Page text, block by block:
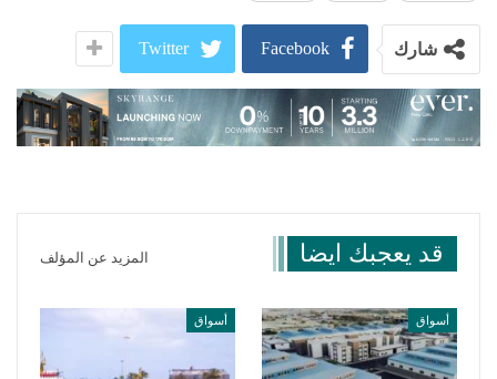
شارك Facebook
Twitter
قد يعجبك ايضا المزيد عن المؤلف
أسواق أسواق